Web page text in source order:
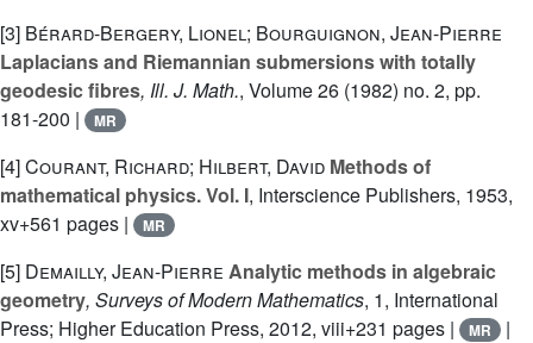
[3] Bérard-Bergery, Lionel; Bourguignon, Jean-Pierre
Laplacians and Riemannian submersions with totally
geodesic fibres, Ill. J. Math., Volume 26 (1982) no. 2, pp.
181-200 |
MR
[4]Courant, Richard; Hilbert, David Methods of
mathematical physics. Vol. I, Interscience Publishers, 1953,
xv+561 pages |
MR
[5] Demailly, Jean-Pierre Analytic methods in algebraic
geometry, Surveys of Modern Mathematics, 1, International
Press; Higher Education Press, 2012, viii+231 pages |
MR |